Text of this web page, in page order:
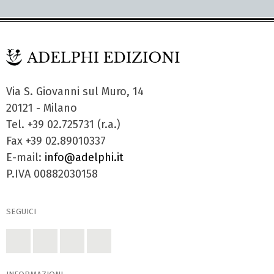
Via S. Giovanni sul Muro, 14
20121 - Milano
Tel. +39 02.725731 (r.a.)
Fax +39 02.89010337
E-mail: info@adelphi.it
P.IVA 00882030158
SEGUICI